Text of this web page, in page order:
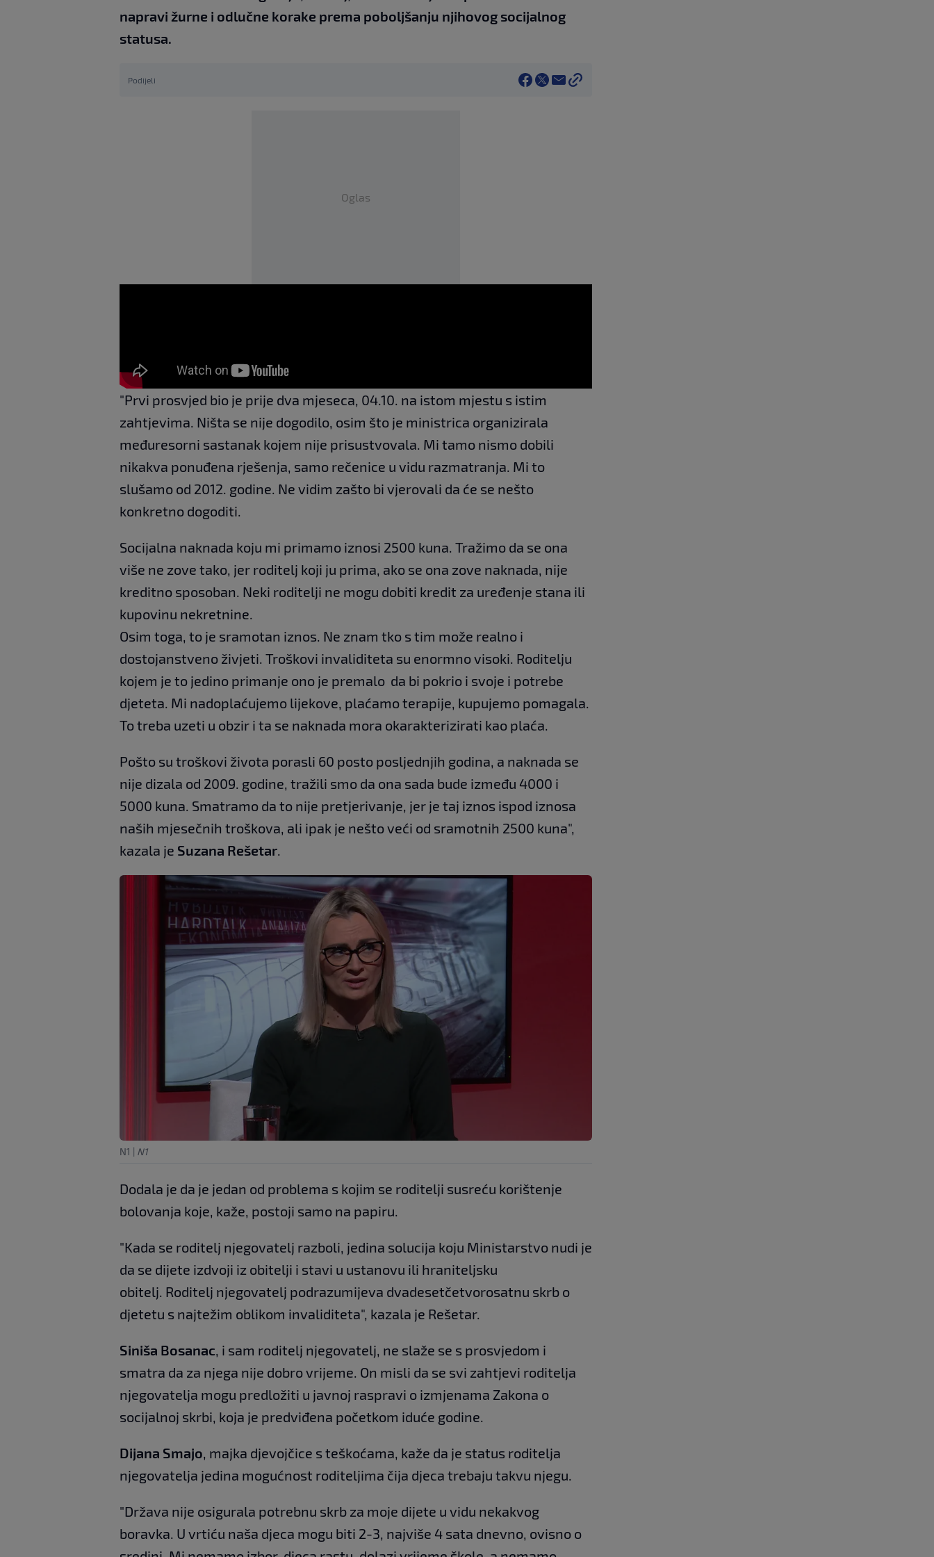
napravi žurne i odlučne korake prema poboljšanju njihovog socijalnog
statusa.
Podijeli
Oglas
"Prvi prosvjed bio je prije dva mjeseca, 04.10. na istom mjestu s istim
zahtjevima. Ništa se nije dogodilo, osim što je ministrica organizirala
međuresorni sastanak kojem nije prisustvovala. Mi tamo nismo dobili
nikakva ponuđena rješenja, samo rečenice u vidu razmatranja. Mi to
slušamo od 2012. godine. Ne vidim zašto bi vjerovali da će se nešto
konkretno dogoditi.
Socijalna naknada koju mi primamo iznosi 2500 kuna. Tražimo da se ona
više ne zove tako, jer roditelj koji ju prima, ako se ona zove naknada, nije
kreditno sposoban. Neki roditelji ne mogu dobiti kredit za uređenje stana ili
kupovinu nekretnine.
Osim toga, to je sramotan iznos. Ne znam tko s tim može realno i
dostojanstveno živjeti. Troškovi invaliditeta su enormno visoki. Roditelju
kojem je to jedino primanje ono je premalo da bi pokrio i svoje i potrebe
djeteta. Mi nadoplaćujemo lijekove, plaćamo terapije, kupujemo pomagala.
To treba uzeti u obzir i ta se naknada mora okarakterizirati kao plaća.
Pošto su troškovi života porasli 60 posto posljednjih godina, a naknada se
nije dizala od 2009. godine, tražili smo da ona sada bude između 4000 i
5000 kuna. Smatramo da to nije pretjerivanje, jer je taj iznos ispod iznosa
naših mjesečnih troškova, ali ipak je nešto veći od sramotnih 2500 kuna",
kazala je Suzana Rešetar
N1 | N1
Dodala je da je jedan od problema s kojim se roditelji susreću korištenje
bolovanja koje, kaže, postoji samo na papiru.
"Kada se roditelj njegovatelj razboli, jedina solucija koju Ministarstvo nudi je
da se dijete izdvoji iz obitelji i stavi u ustanovu ili hraniteljsku
obitelj. Roditelj njegovatelj podrazumijeva dvadesetčetvorosatnu skrb o
djetetu s najtežim oblikom invaliditeta", kazala je Rešetar.
Siniša Bosanac, i sam roditelj njegovatelj, ne slaže se s prosvjedom i
smatra da za njega nije dobro vrijeme. On misli da se svi zahtjevi roditelja
njegovatelja mogu predložiti u javnoj raspravi o izmjenama Zakona o
socijalnoj skrbi, koja je predviđena početkom iduće godine.
Dijana Smajo, majka djevojčice s teškoćama, kaže da je status roditelja
njegovatelja jedina mogućnost roditeljima čija djeca trebaju takvu njegu.
"Država nije osigurala potrebnu skrb za moje dijete u vidu nekakvog
boravka. U vrtiću naša djeca mogu biti 2-3, najviše 4 sata dnevno, ovisno o